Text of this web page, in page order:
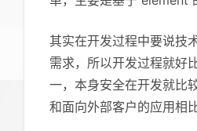
其实在开发过程中要说技
需求，所以开发过程就好
一，本身安全在开发就比
和面向外部客户的应用相